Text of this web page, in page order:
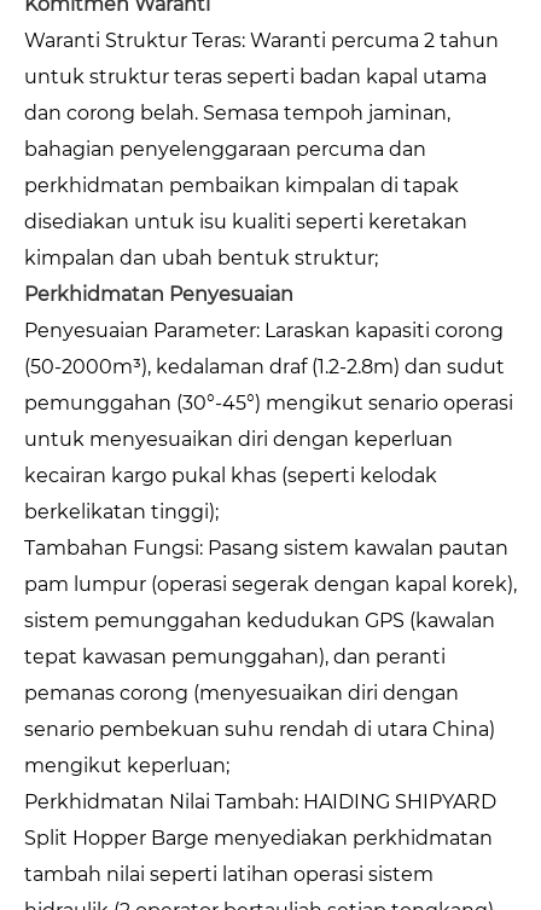
Waranti Struktur Teras: Waranti percuma 2 tahun
untuk struktur teras seperti badan kapal utama
dan corong belah. Semasa tempoh jaminan,
bahagian penyelenggaraan percuma dan
perkhidmatan pembaikan kimpalan di tapak
disediakan untuk isu kualiti seperti keretakan
kimpalan dan ubah bentuk struktur;
Perkhidmatan Penyesuaian
Penyesuaian Parameter: Laraskan kapasiti corong
(50-2000m³), kedalaman draf (1.2-2.8m) dan sudut
pemunggahan (30°-45°) mengikut senario operasi
untuk menyesuaikan diri dengan keperluan
kecairan kargo pukal khas (seperti kelodak
berkelikatan tinggi);
Tambahan Fungsi: Pasang sistem kawalan pautan
pam lumpur (operasi segerak dengan kapal korek),
sistem pemunggahan kedudukan GPS (kawalan
tepat kawasan pemunggahan), dan peranti
pemanas corong (menyesuaikan diri dengan
senario pembekuan suhu rendah di utara China)
mengikut keperluan;
Perkhidmatan Nilai Tambah: HAIDING SHIPYARD
Split Hopper Barge menyediakan perkhidmatan
tambah nilai seperti latihan operasi sistem